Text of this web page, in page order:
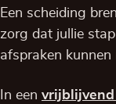
Een scheiding
zorg dat jullie
afspraken kunnen
In een vrijblijvend